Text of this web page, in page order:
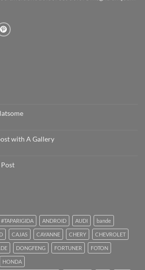
with A Gallery
#TAPARIGIDA ANDROID AUDI bande
CAJAS CAYANNE CHERY CHEVROLET
DONGFENG FORTUNER FOTON
HONDA